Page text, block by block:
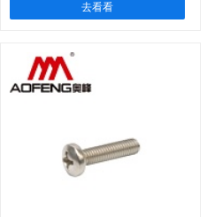
去看看